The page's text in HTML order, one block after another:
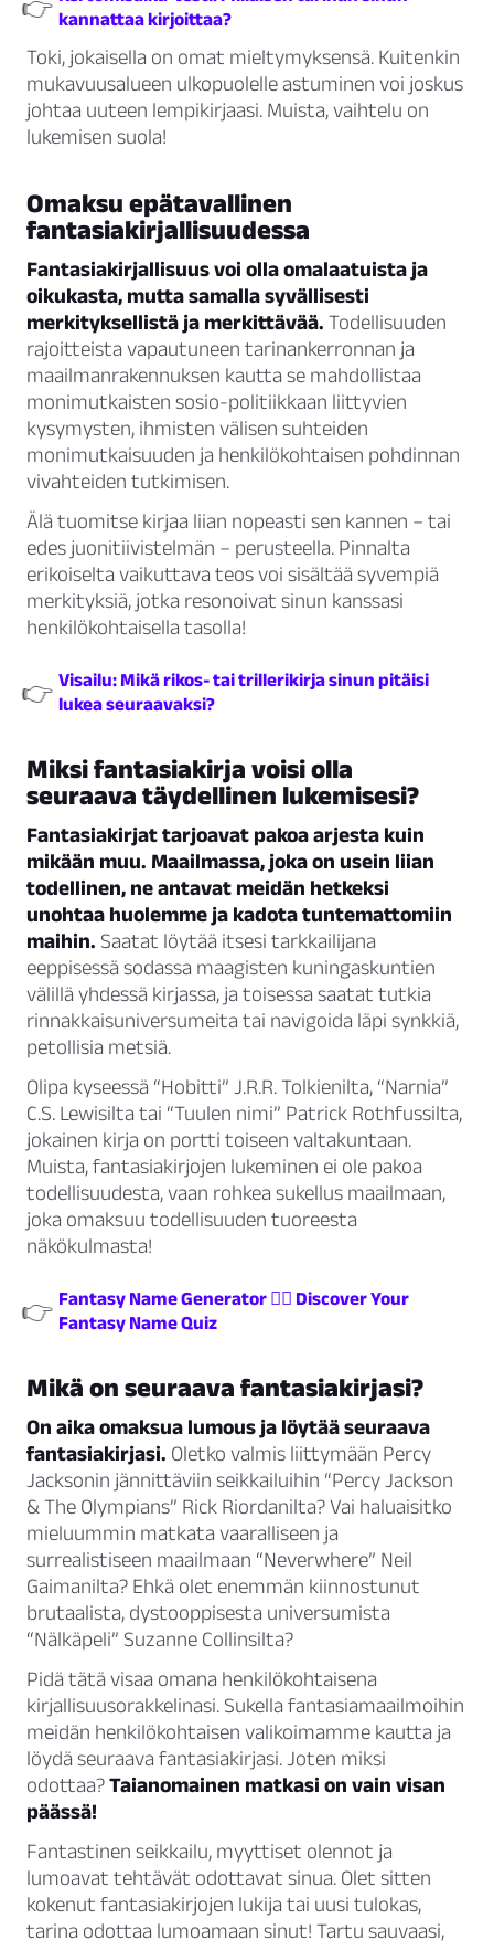
👉 kannattaa kirjoittaa?
Toki, jokaisella on omat mieltymyksensä. Kuitenkin
mukavuusalueen ulkopuolelle astuminen voi joskus
johtaa uuteen lempikirjaasi. Muista, vaihtelu on
lukemisen suola!
Omaksu epätavallinen
fantasiakirjallisuudessa
Fantasiakirjallisuus voi olla omalaatuista ja
oikukasta, mutta samalla syvällisesti
merkityksellistä ja merkittävää. Todellisuuden
rajoitteista vapautuneen tarinankerronnan ja
maailmanrakennuksen kautta se mahdollistaa
monimutkaisten sosio-politiikkaan liittyvien
kysymysten, ihmisten välisen suhteiden
monimutkaisuuden ja henkilökohtaisen pohdinnan
vivahteiden tutkimisen.
Älä tuomitse kirjaa liian nopeasti sen kannen – tai
edes juonitiivistelmän – perusteella. Pinnalta
erikoiselta vaikuttava teos voi sisältää syvempiä
merkityksiä, jotka resonoivat sinun kanssasi
henkilökohtaisella tasolla!
👉 Visailu: Mikä rikos- tai trillerikirja sinun pitäisi
lukea seuraavaksi?
Miksi fantasiakirja voisi olla
seuraava täydellinen lukemisesi?
Fantasiakirjat tarjoavat pakoa arjesta kuin
mikään muu. Maailmassa, joka on usein liian
todellinen, ne antavat meidän hetkeksi
unohtaa huolemme ja kadota tuntemattomiin
maihin. Saatat löytää itsesi tarkkailijana
eeppisessä sodassa maagisten kuningaskuntien
välillä yhdessä kirjassa, ja toisessa saatat tutkia
rinnakkaisuniversumeita tai navigoida läpi synkkiä,
petollisia metsiä.
Olipa kyseessä “Hobitti” J.R.R. Tolkienilta, “Narnia”
C.S. Lewisilta tai “Tuulen nimi” Patrick Rothfussilta,
jokainen kirja on portti toiseen valtakuntaan.
Muista, fantasiakirjojen lukeminen ei ole pakoa
todellisuudesta, vaan rohkea sukellus maailmaan,
joka omaksuu todellisuuden tuoreesta
näkökulmasta!
👉 Fantasy Name Generator 🧙‍♂️ Discover Your
Fantasy Name Quiz
Mikä on seuraava fantasiakirjasi?
On aika omaksua lumous ja löytää seuraava
fantasiakirjasi. Oletko valmis liittymään Percy
Jacksonin jännittäviin seikkailuihin “Percy Jackson
& The Olympians” Rick Riordanilta? Vai haluaisitko
mieluummin matkata vaaralliseen ja
surrealistiseen maailmaan “Neverwhere” Neil
Gaimanilta? Ehkä olet enemmän kiinnostunut
brutaalista, dystooppisesta universumista
“Nälkäpeli” Suzanne Collinsilta?
Pidä tätä visaa omana henkilökohtaisena
kirjallisuusorakkelinasi. Sukella fantasiamaailmoihin
meidän henkilökohtaisen valikoimamme kautta ja
löydä seuraava fantasiakirjasi. Joten miksi
odottaa?Taianomainen matkasi on vain visan
päässä!
Fantastinen seikkailu, myyttiset olennot ja
lumoavat tehtävät odottavat sinua. Olet sitten
kokenut fantasiakirjojen lukija tai uusi tulokas,
tarina odottaa lumoamaan sinut! Tartu sauvaasi,